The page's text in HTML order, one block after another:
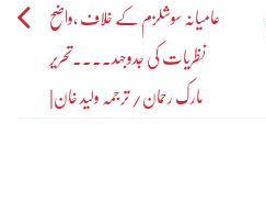
عامیانہ سوشلزم کے خلاف ،واضح
نظریات کی جدوجہد۔۔۔۔تحریر
مارک رحمان/ ترجمہ ولید خان|